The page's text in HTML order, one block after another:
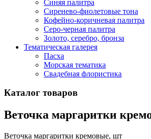
Синяя палитра
Сиренево-фиолетовые тона
Кофейно-коричневая палитра
Серо-черная палитра
Золото, серебро, бронза
Тематическая галерея
Пасха
Морская тематика
Свадебная флористика
Каталог товаров
Веточка маргаритки
Веточка маргаритки кремовые, шт